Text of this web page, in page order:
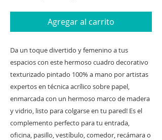
Agregar al carrito
Da un toque divertido y femenino a tus
espacios con este hermoso cuadro decorativo
texturizado pintado 100% a mano por artistas
expertos en técnica acrílico sobre papel,
enmarcada con un hermoso marco de madera
y vidrio, listo para colgarse en tu pared! Es el
complemento perfecto para tu entrada,
oficina, pasillo, vestíbulo, comedor, recámara o